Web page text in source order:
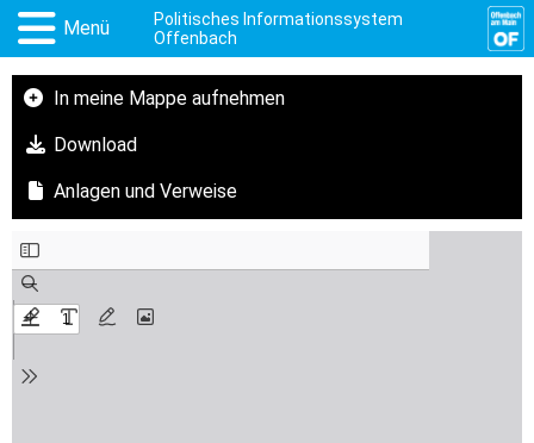
Menü
Politisches Informationssystem
Offenbach
In meine Mappe aufnehmen
Download
Anlagen und Verweise